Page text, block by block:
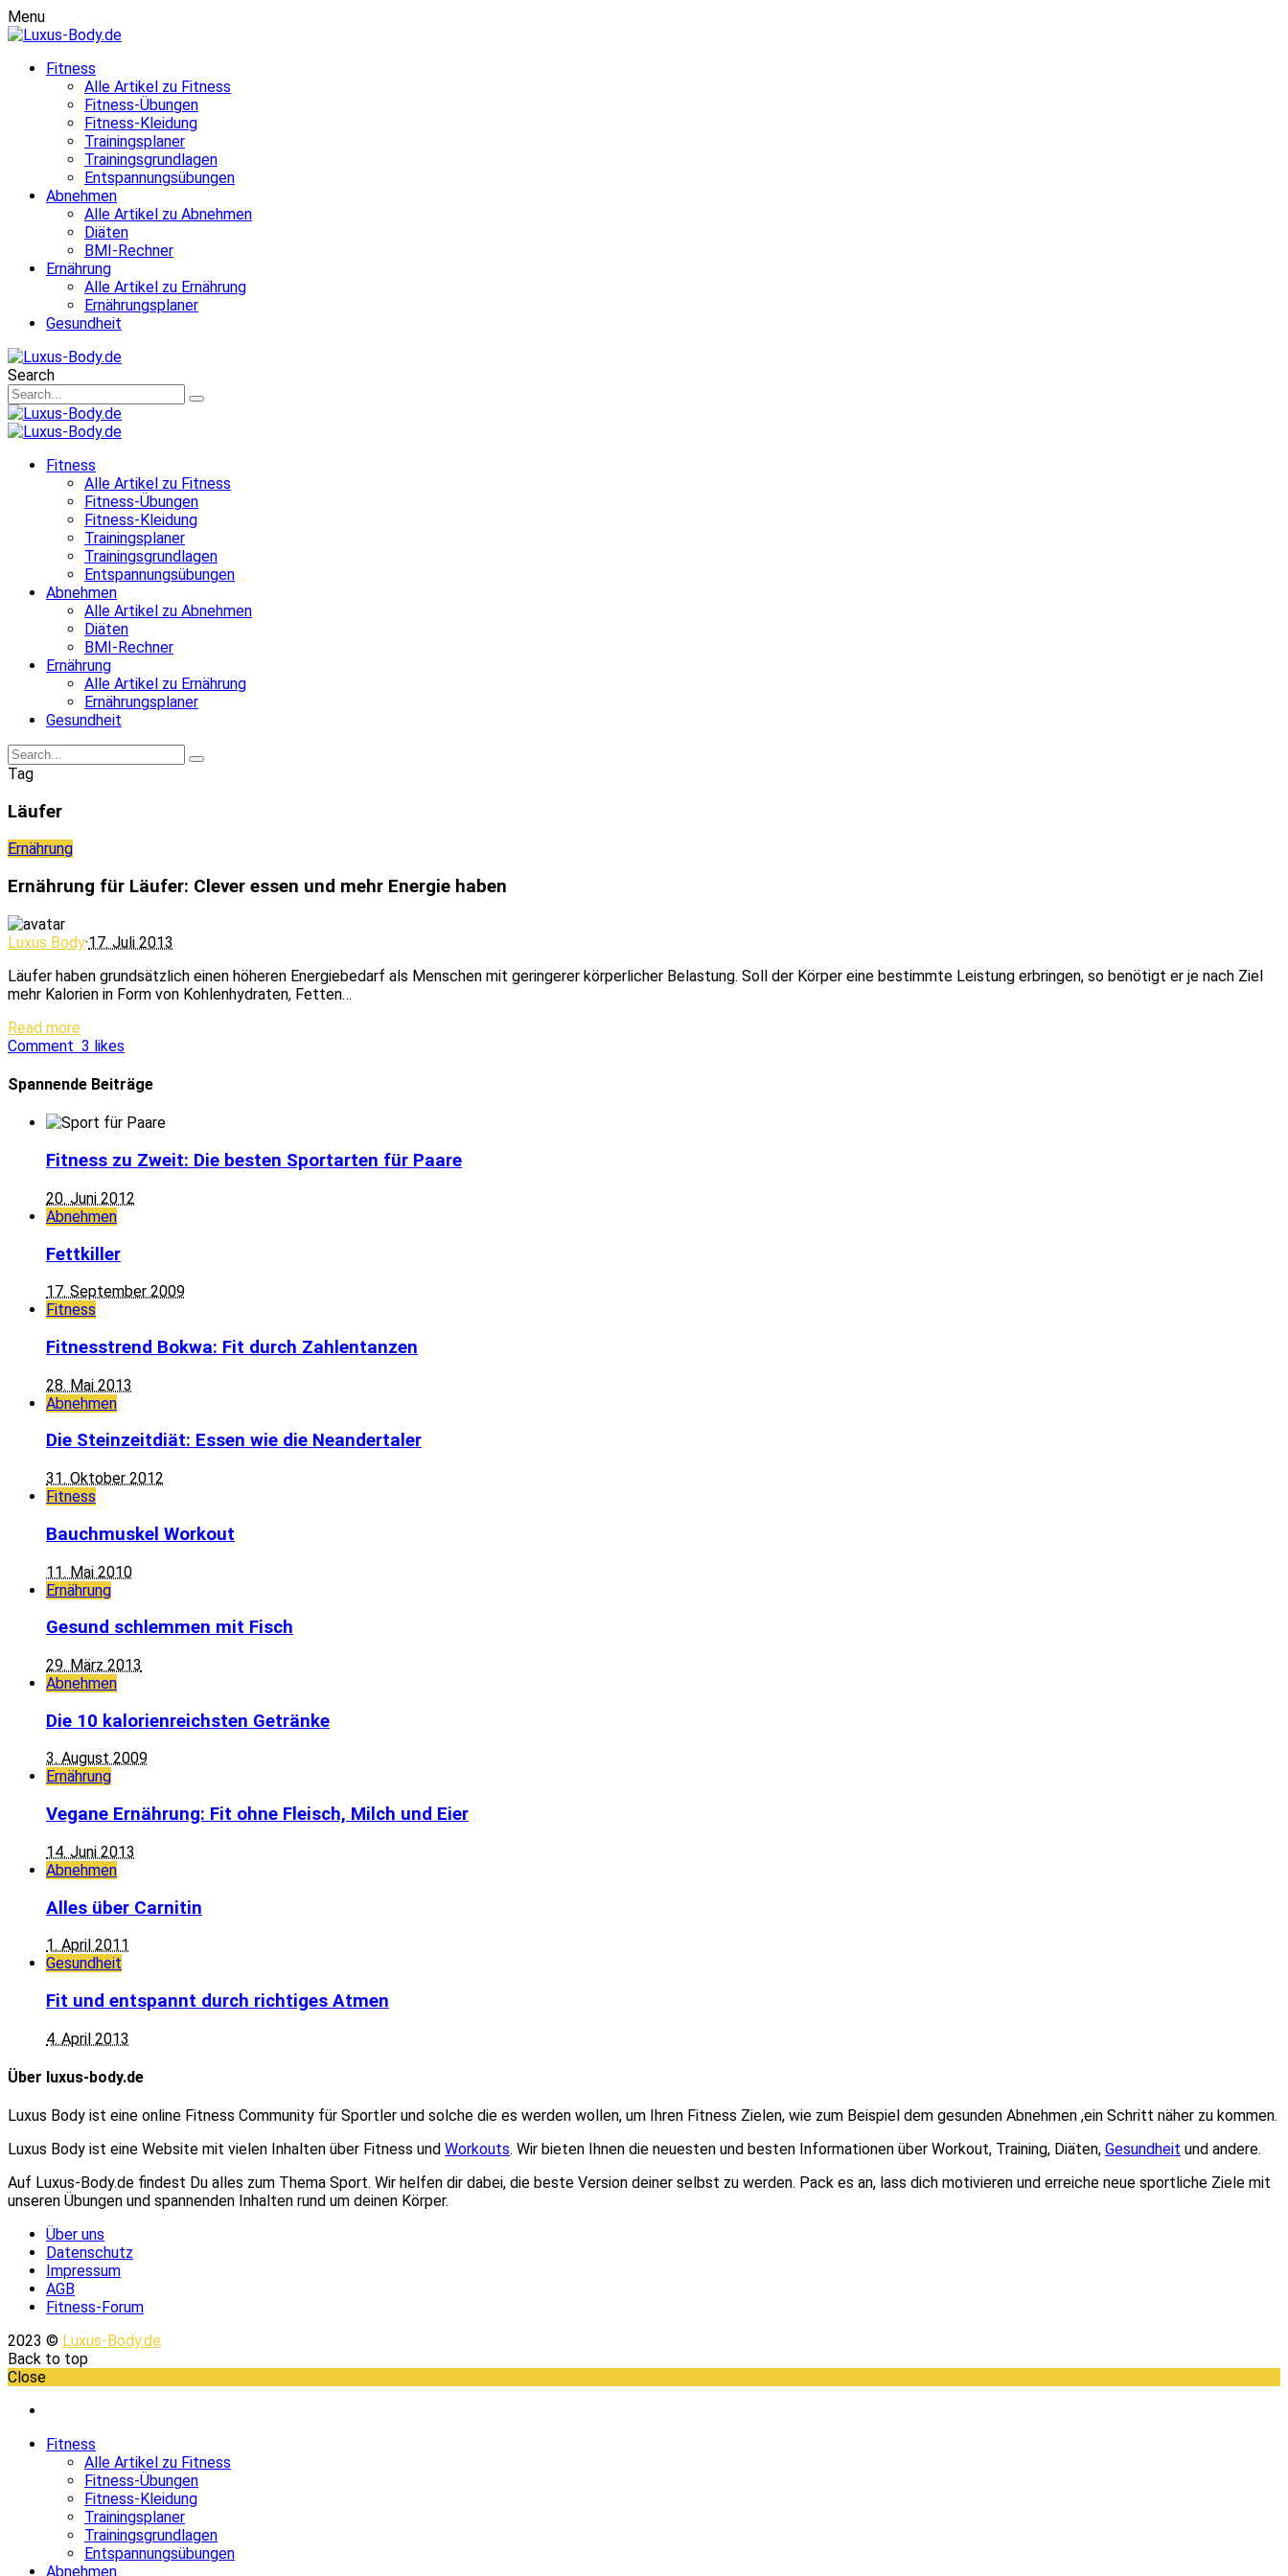
Menu
Fitness
Alle Artikel zu Fitness
Fitness-Übungen
Fitness-Kleidung
Trainingsplaner
Trainingsgrundlagen
Entspannungsübungen
Abnehmen
Alle Artikel zu Abnehmen
Diäten
BMI-Rechner
Ernährung
Alle Artikel zu Ernährung
Ernährungsplaner
Gesundheit
Search
Fitness
Alle Artikel zu Fitness
Fitness-Übungen
Fitness-Kleidung
Trainingsplaner
Trainingsgrundlagen
Entspannungsübungen
Abnehmen
Alle Artikel zu Abnehmen
Diäten
BMI-Rechner
Ernährung
Alle Artikel zu Ernährung
Ernährungsplaner
Gesundheit
Tag
Läufer
Ernährung
Ernährung für Läufer: Clever essen und mehr Energie haben
Luxus Body·17. Juli 2013
Läufer haben grundsätzlich einen höheren Energiebedarf als Menschen mit geringerer körperlicher Belastung. Soll der Körper eine bestimmte Leistung erbringen, so benötigt er je nach Ziel
mehr Kalorien in Form von Kohlenhydraten, Fetten…
Read more
Comment 3 likes
Spannende Beiträge
Fitness zu Zweit: Die besten Sportarten für Paare
20. Juni 2012
Abnehmen
Fettkiller
17. September 2009
Fitness
Fitnesstrend Bokwa: Fit durch Zahlentanzen
28. Mai 2013
Abnehmen
Die Steinzeitdiät: Essen wie die Neandertaler
31. Oktober 2012
Fitness
Bauchmuskel Workout
11. Mai 2010
Ernährung
Gesund schlemmen mit Fisch
29. März 2013
Abnehmen
Die 10 kalorienreichsten Getränke
3. August 2009
Ernährung
Vegane Ernährung: Fit ohne Fleisch, Milch und Eier
14. Juni 2013
Abnehmen
Alles über Carnitin
1. April 2011
Gesundheit
Fit und entspannt durch richtiges Atmen
4. April 2013
Über luxus-body.de
Luxus Body ist eine online Fitness Community für Sportler und solche die es werden wollen, um Ihren Fitness Zielen, wie zum Beispiel dem gesunden Abnehmen ,ein Schritt näher zu kommen.
Luxus Body ist eine Website mit vielen Inhalten über Fitness und Workouts. Wir bieten Ihnen die neuesten und besten Informationen über Workout, Training, Diäten, Gesundheit und andere.
Auf Luxus-Body.de findest Du alles zum Thema Sport. Wir helfen dir dabei, die beste Version deiner selbst zu werden. Pack es an, lass dich motivieren und erreiche neue sportliche Ziele mit
unseren Übungen und spannenden Inhalten rund um deinen Körper.
Über uns
Datenschutz
Impressum
AGB
Fitness-Forum
2023 © Luxus-Body.de
Back to top
Close
Fitness
Alle Artikel zu Fitness
Fitness-Übungen
Fitness-Kleidung
Trainingsplaner
Trainingsgrundlagen
Entspannungsübungen
Abnehmen